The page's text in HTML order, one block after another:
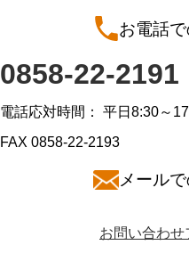
お電話
0858-22-2191
電話応対時間： 平日8:30～
FAX 0858-22-2193
メール
お問い合わせ